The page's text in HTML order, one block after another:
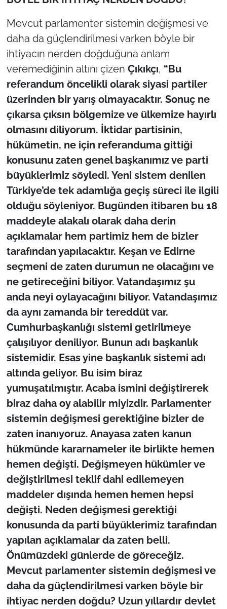
Mevcut parlamenter sistemin değişmesi ve
daha da güçlendirilmesi varken böyle bir
ihtiyacın nerden doğduğuna anlam
veremediğinin altını çizen Çıkıkçı, “Bu
referandum öncelikli olarak siyasi partiler
üzerinden bir yarış olmayacaktır. Sonuç ne
çıkarsa çıksın bölgemize ve ülkemize hayırlı
olmasını diliyorum. İktidar partisinin,
hükümetin, ne için referanduma gittiği
konusunu zaten genel başkanımız ve parti
büyüklerimiz söyledi. Yeni sistem denilen
Türkiye’de tek adamlığa geçiş süreci ile ilgili
olduğu söyleniyor. Bugünden itibaren bu 18
maddeyle alakalı olarak daha derin
açıklamalar hem partimiz hem de bizler
tarafından yapılacaktır. Keşan ve Edirne
seçmeni de zaten durumun ne olacağını ve
ne getireceğini biliyor. Vatandaşımız şu
anda neyi oylayacağını biliyor. Vatandaşımız
da aynı zamanda bir tereddüt var.
Cumhurbaşkanlığı sistemi getirilmeye
çalışılıyor deniliyor. Bunun adı başkanlık
sistemidir. Esas yine başkanlık sistemi adı
altında geliyor. Bu isim biraz
yumuşatılmıştır. Acaba ismini değiştirerek
biraz daha oy alabilir miyizdir. Parlamenter
sistemin değişmesi gerektiğine bizler de
zaten inanıyoruz. Anayasa zaten kanun
hükmünde kararnameler ile birlikte hemen
hemen değişti. Değişmeyen hükümler ve
değiştirilmesi teklif dahi edilemeyen
maddeler dışında hemen hemen hepsi
değişti. Neden değişmesi gerektiği
konusunda da parti büyüklerimiz tarafından
yapılan açıklamalar da zaten belli.
Önümüzdeki günlerde de göreceğiz.
Mevcut parlamenter sistemin değişmesi ve
daha da güçlendirilmesi varken böyle bir
ihtiyac nerden doğdu? Uzun yıllardır devlet
TÜRKİYE
Bölge
Güvenlik
Genel
Politika
Dış Haberler
Magazin
İş Dünyası
Bilim Teknoloji
English News
Canlı Maç
Finans
Genel-A
Gündem-Eğitim